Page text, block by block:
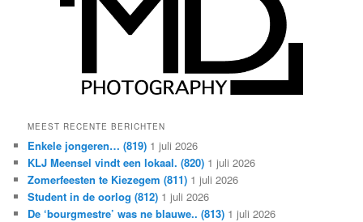
MEEST RECENTE BERICHTEN
Enkele jongeren… (819) 1 juli 2026
KLJ Meensel vindt een lokaal. (820) 1 juli 2026
Zomerfeesten te Kiezegem (811) 1 juli 2026
Student in de oorlog (812) 1 juli 2026
De ‘bourgmestre’ was ne blauwe.. (813) 1 juli 2026